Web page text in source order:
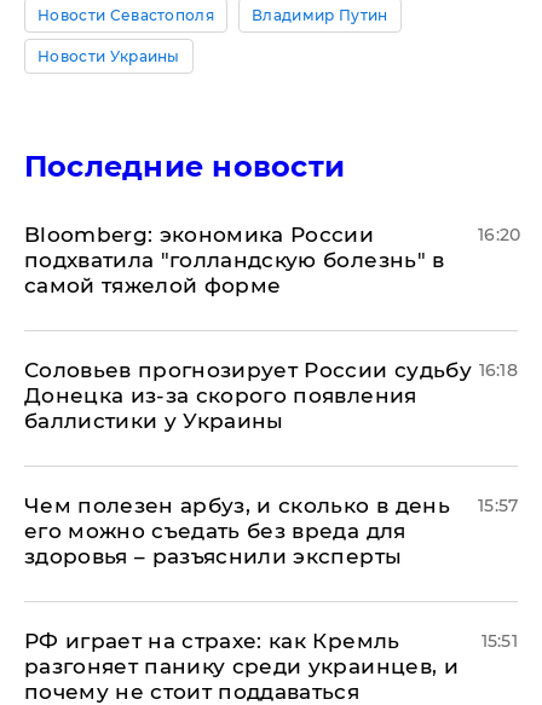
Новости Севастополя Владимир Путин
Новости Украины
Последние новости
Bloomberg: экономика России
подхватила "голландскую болезнь" в
самой тяжелой форме
16:20
Соловьев прогнозирует России судьбу
Донецка из-за скорого появления
баллистики у Украины
16:18
Чем полезен арбуз, и сколько в день
его можно съедать без вреда для
здоровья – разъяснили эксперты
15:57
РФ играет на страхе: как Кремль
разгоняет панику среди украинцев, и
почему не стоит поддаваться
15:51